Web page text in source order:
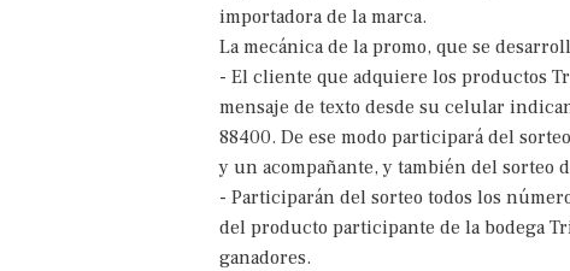
importadora de la marca.
La mecánica de la promo, que se
- El cliente que adquiere los productos
mensaje de texto desde su celular
88400. De ese modo participará del
y un acompañante, y también del sorteo
- Participarán del sorteo todos los
del producto participante de la bodega
ganadores.